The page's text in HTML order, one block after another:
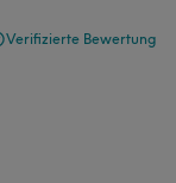
Verifizierte Bewertung